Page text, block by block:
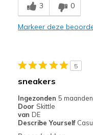
Comfortable
Beste toepassingen
Travel
3 0
Markeer deze
5
sneakers
Ingezonden 5
Door Skittle
van DE
Describe Yourself